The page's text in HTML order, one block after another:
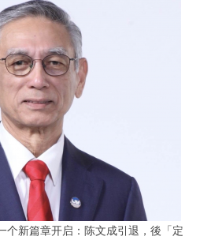
个新篇章开启：陈文成引退，後「定